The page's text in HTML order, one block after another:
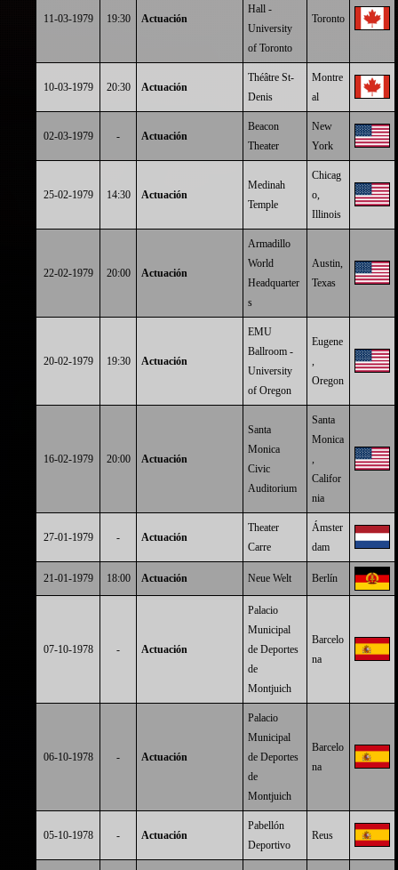
11-03-1979 19:30 Actuación
Hall -
University
of Toronto
Toronto
10-03-1979 20:30 Actuación
Théâtre St-
Denis
Montre
al
02-03-1979 - Actuación
Beacon
Theater
New
York
25-02-1979 14:30 Actuación
Medinah
Temple
Chicag
o,
Illinois
22-02-1979 20:00 Actuación
Armadillo
World
Headquarter
s
Austin,
Texas
20-02-1979 19:30 Actuación
EMU
Ballroom -
University
of Oregon
Eugene
,
Oregon
16-02-1979 20:00 Actuación
Santa
Monica
Civic
Auditorium
Santa
Monica
,
Califor
nia
27-01-1979 - Actuación
Theater
Carre
Ámster
dam
21-01-1979 18:00 Actuación Neue Welt Berlín
07-10-1978 - Actuación
Palacio
Municipal
de Deportes
de
Montjuich
Barcelo
na
06-10-1978 - Actuación
Palacio
Municipal
de Deportes
de
Montjuich
Barcelo
na
05-10-1978 - Actuación
Pabellón
Deportivo
Reus